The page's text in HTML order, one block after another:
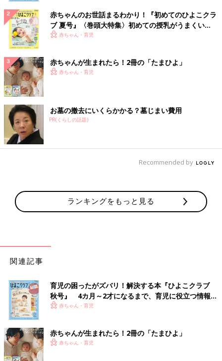
赤ちゃんのお世話まるわかり！『初めてのひよこクラ
ブ 夏号』〈巻頭大特集〉初めての授乳がうまくい
く！ おっぱい・ミルクの基本と夏のトラブル 解決テ
赤ちゃん・育児
赤ちゃんが生まれたら！2冊の「たまひよ」
赤ちゃん・育児
お墓の撤去にいくらかかる？墓じまい費用
PR(くらしの話題)
Recommended by
ランキングをもっと見る
関連記事
育児の困ったがズバリ！解決する本『ひよこクラブ
秋号』 4カ月～2才になるまで、育児に役立つ情報が
いっぱい！
赤ちゃん・育児
赤ちゃんが生まれたら！2冊の「たまひよ」
赤ちゃん・育児